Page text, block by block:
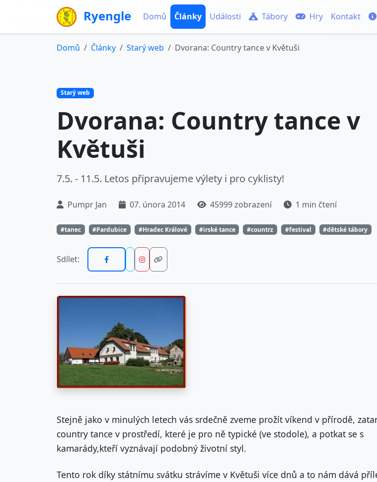
Ryengle Domů Články Události Tábory Hry Kontakt
Domů Články Starý web Dvorana: Country tance v Květuši
Starý web
Dvorana: Country tance v
Květuši
7.5. - 11.5. Letos připravujeme výlety i pro cyklisty!
Pumpr Jan 07. února 2014 45999 zobrazení 1 min čtení
#tanec #Pardubice #Hradec Králové #irské tance #countrz #festival #dětské tábory
Sdílet:
Stejně jako v minulých letech vás srdečně zveme prožít víkend v přírodě,
country tance v prostředí, které je pro ně typické (ve stodole), a potkat se s
kamarády,kteří vyznávají podobný životní styl.
Tento rok díky státnímu svátku strávíme v Květuši více dnů a to nám dává